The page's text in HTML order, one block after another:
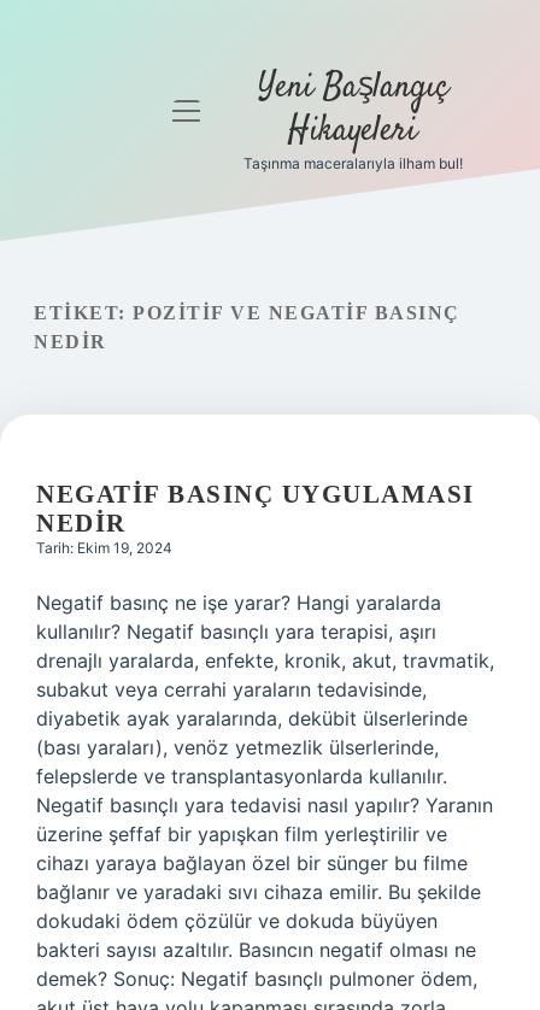
Gizlilik
Yasal Uyarı
menüyü
Yeni Başlangıç
Hikayeleri
Taşınma maceralarıyla ilham bul!
ETIKET: POZITIF VE NEGATIF BASINÇ
NEDIR
NEGATIF BASINÇ UYGULAMASI
NEDIR
Tarih: Ekim 19, 2024
Negatif basınç ne işe yarar? Hangi yaralarda
kullanılır? Negatif basınçlı yara terapisi, aşırı
drenajlı yaralarda, enfekte, kronik, akut, travmatik,
subakut veya cerrahi yaraların tedavisinde,
diyabetik ayak yaralarında, dekübit ülserlerinde
(bası yaraları), venöz yetmezlik ülserlerinde,
felepslerde ve transplantasyonlarda kullanılır.
Negatif basınçlı yara tedavisi nasıl yapılır? Yaranın
üzerine şeffaf bir yapışkan film yerleştirilir ve
cihazı yaraya bağlayan özel bir sünger bu filme
bağlanır ve yaradaki sıvı cihaza emilir. Bu şekilde
dokudaki ödem çözülür ve dokuda büyüyen
bakteri sayısı azaltılır. Basıncın negatif olması ne
demek? Sonuç: Negatif basınçlı pulmoner ödem,